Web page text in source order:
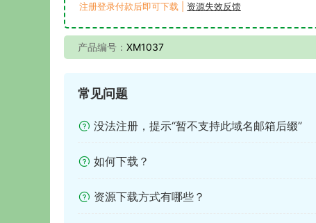
注册登录付款后即可下载 | 资源失效反馈
产品编号： XM1037
常见问题
没法注册，提示“暂不支持此域名邮箱后缀”
如何下载？
资源下载方式有哪些？